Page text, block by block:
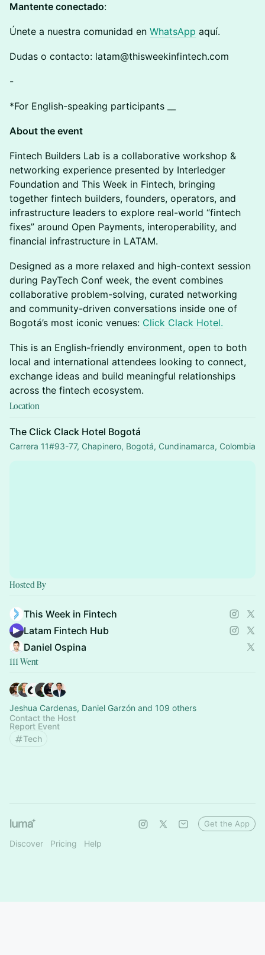
Mantente conectado:
Únete a nuestra comunidad en WhatsApp aquí.
Dudas o contacto: latam@thisweekinfintech.com
-
*For English-speaking participants __
About the event
Fintech Builders Lab is a collaborative workshop &
networking experience presented by Interledger
Foundation and This Week in Fintech, bringing
together fintech builders, founders, operators, and
infrastructure leaders to explore real-world “fintech
fixes” around Open Payments, interoperability, and
financial infrastructure in LATAM.
Designed as a more relaxed and high-context session
during PayTech Conf week, the event combines
collaborative problem-solving, curated networking
and community-driven conversations inside one of
Bogotá’s most iconic venues: Click Clack Hotel.
This is an English-friendly environment, open to both
local and international attendees looking to connect,
exchange ideas and build meaningful relationships
across the fintech ecosystem.
Location
The Click Clack Hotel Bogotá
Carrera 11#93-77, Chapinero, Bogotá, Cundinamarca, Colombia
Hosted By
This Week in Fintech
Latam Fintech Hub
Daniel Ospina
111 Went
Jeshua Cardenas, Daniel Garzón and 109 others
Contact the Host
Report Event
Tech
Discover Pricing Help
Get the App